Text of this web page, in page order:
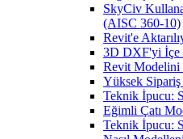
SkyCiv
(AISC 360-10)
Revit'e
3D DXF'yi İçe
Revit Modelini
Yüksek
Teknik İpucu:
Eğimli Çatı
Teknik İpucu: